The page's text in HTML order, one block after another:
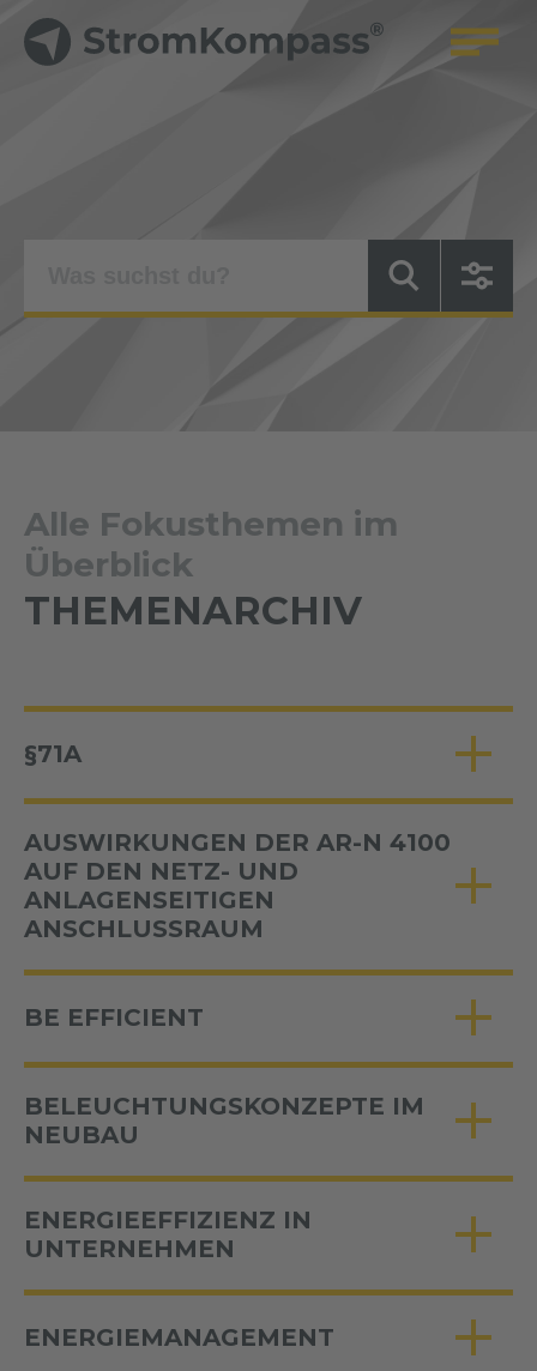
Alle Fokusthemen im
Überblick
THEMENARCHIV
§71A
AUSWIRKUNGEN DER AR-N 4100
AUF DEN NETZ- UND
ANLAGENSEITIGEN
ANSCHLUSSRAUM
BE EFFICIENT
BELEUCHTUNGSKONZEPTE IM
NEUBAU
ENERGIEEFFIZIENZ IN
UNTERNEHMEN
ENERGIEMANAGEMENT